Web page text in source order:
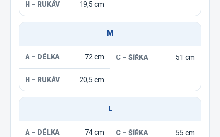
19,5 cm
M
72 cm 51 cm
20,5 cm
L
74 cm 55 cm